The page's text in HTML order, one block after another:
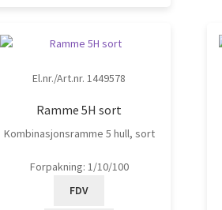
El.nr./Art.nr. 1449578
Ramme 5H sort
Kombinasjonsramme 5 hull, sort
Forpakning: 1/10/100
FDV